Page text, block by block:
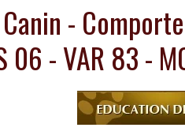
-
06 - VAR 83 -